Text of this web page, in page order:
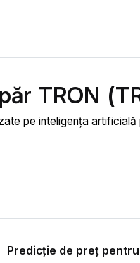
TRON
pe inteligența
Predicție de preț pentru